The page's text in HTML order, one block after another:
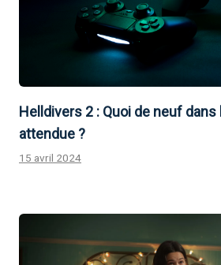
Helldivers 2 : Quoi de neuf
attendue ?
15 avril 2024